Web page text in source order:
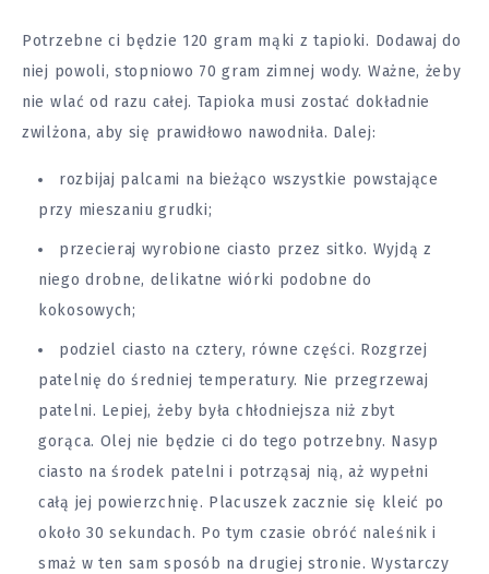
Potrzebne ci będzie 120 gram mąki z tapioki. Dodawaj do
niej powoli, stopniowo 70 gram zimnej wody. Ważne, żeby
nie wlać od razu całej. Tapioka musi zostać dokładnie
zwilżona, aby się prawidłowo nawodniła. Dalej:
rozbijaj palcami na bieżąco wszystkie powstające
przy mieszaniu grudki;
przecieraj wyrobione ciasto przez sitko. Wyjdą z
niego drobne, delikatne wiórki podobne do
kokosowych;
podziel ciasto na cztery, równe części. Rozgrzej
patelnię do średniej temperatury. Nie przegrzewaj
patelni. Lepiej, żeby była chłodniejsza niż zbyt
gorąca. Olej nie będzie ci do tego potrzebny. Nasyp
ciasto na środek patelni i potrząsaj nią, aż wypełni
całą jej powierzchnię. Placuszek zacznie się kleić po
około 30 sekundach. Po tym czasie obróć naleśnik i
smaż w ten sam sposób na drugiej stronie. Wystarczy